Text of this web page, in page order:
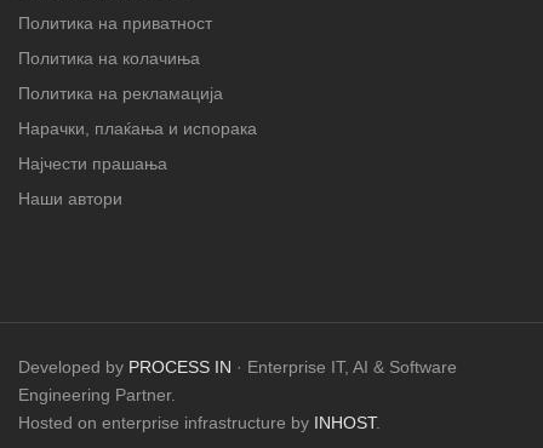
Политика на приватност
Политика на колачиња
Политика на рекламација
Нарачки, плаќања и испорака
Најчести прашања
Наши автори
Developed by PROCESS IN · Enterprise IT, AI & Software
Engineering Partner.
Hosted on enterprise infrastructure by INHOST.